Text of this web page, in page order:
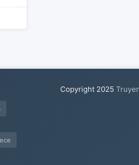
Copyright 2025